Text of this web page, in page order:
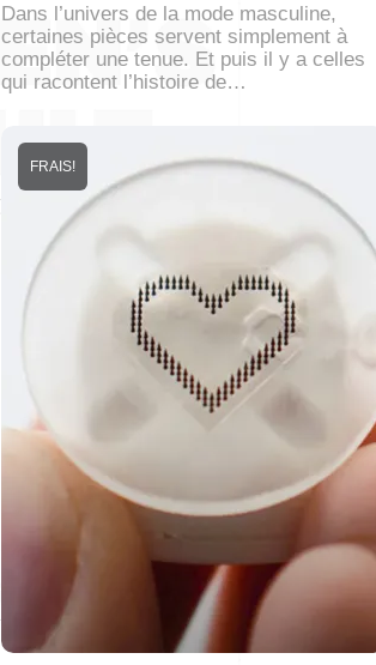
Dans l’univers de la mode masculine,
certaines pièces servent simplement à
compléter une tenue. Et puis il y a celles
qui racontent l’histoire de…
FRAIS!